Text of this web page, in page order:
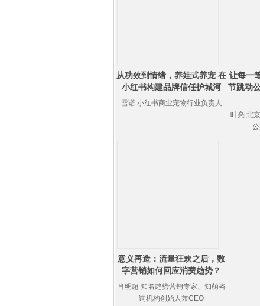
从功效到情绪，养娃式养宠 在
小红书构建品牌信任护城河
雪诺 小红书商业宠物行业负责人
让每一
节跳动
叶亮 北
意义再造：流量狂欢之后，数
字营销如何回应消费趋势？
肖明超 知名趋势营销专家、知萌咨
询机构创始人兼CEO